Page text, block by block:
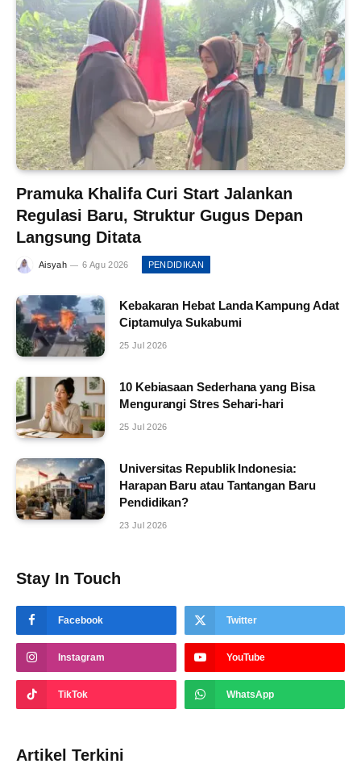
Pramuka Khalifa Curi Start Jalankan
Regulasi Baru, Struktur Gugus Depan
Langsung Ditata
Aisyah 6 Agu 2026 PENDIDIKAN
Kebakaran Hebat Landa Kampung Adat
Ciptamulya Sukabumi
25 Jul 2026
10 Kebiasaan Sederhana yang Bisa
Mengurangi Stres Sehari-hari
25 Jul 2026
Universitas Republik Indonesia:
Harapan Baru atau Tantangan Baru
Pendidikan?
23 Jul 2026
Stay In Touch
Facebook Twitter
Instagram YouTube
TikTok WhatsApp
Artikel Terkini